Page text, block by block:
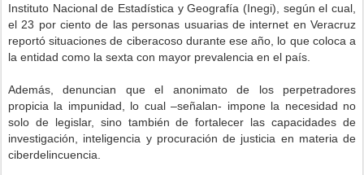
Instituto Nacional de Estadística y Geografía (Inegi), según el cual,
el 23 por ciento de las personas usuarias de internet en Veracruz
reportó situaciones de ciberacoso durante ese año, lo que coloca a
la entidad como la sexta con mayor prevalencia en el país.
Además, denuncian que el anonimato de los perpetradores
propicia la impunidad, lo cual –señalan- impone la necesidad no
solo de legislar, sino también de fortalecer las capacidades de
investigación, inteligencia y procuración de justicia en materia de
ciberdelincuencia.